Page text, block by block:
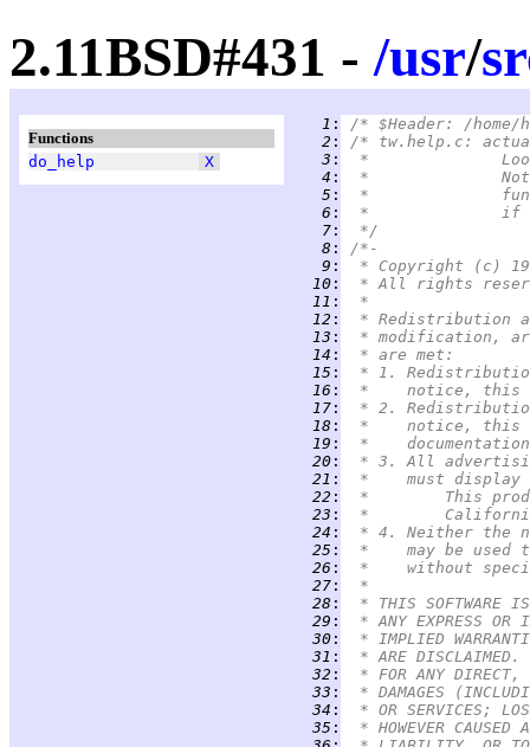
2.11BSD#431 -/usr/
Functions
do_help
X
   1
:
/* $Header: /
   2
:
/* tw.help.c:
   3
:
*
   4
:
*
   5
:
*
   6
:
*
   7
:
*/
   8
:
/*-
   9
:
* Copyright (c)
  10
:
* All rights
  11
:
*
  12
:
* Redistribution
  13
:
* modification,
  14
:
* are met:
  15
:
* 1.
  16
:
*    notice, this
  17
:
* 2.
  18
:
*    notice, this
  19
:
*
  20
:
* 3. All
  21
:
*    must display
  22
:
*	This
  23
:
*
  24
:
* 4. Neither the
  25
:
*    may be used
  26
:
*    without
  27
:
*
  28
:
* THIS SOFTWARE
  29
:
* ANY EXPRESS OR
  30
:
* IMPLIED
  31
:
* ARE DISCLAIMED.
  32
:
* FOR ANY DIRECT,
  33
:
* DAMAGES
  34
:
* OR SERVICES;
  35
:
* HOWEVER